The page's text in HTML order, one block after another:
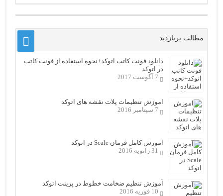
مطالب پربازدید
دانلود فونت کاتب اتوکد+نحوه استفاده از فونت کاتب
در اتوکد
7 آگوست 2017
اموزش تنظیمات پلات نقشه های اتوکد
7 سپتامبر 2016
آموزش کامل فرمان Scale در اتوکد
31 ژانویه 2016
آموزش تنظیم ضخامت خطوط در پرینت اتوکد
10 فوریه 2016